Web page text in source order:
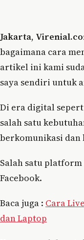
Jakarta,
bagaimana cara
artikel ini kami
saya sendiri untuk
Di era digital
salah satu
berkomunikasi
Salah satu
Facebook.
Baca juga : Cara
dan Laptop